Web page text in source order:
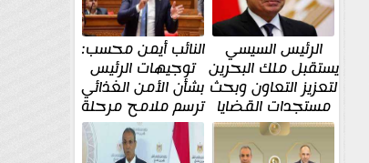
الرئيس السيسي
يستقبل ملك البحرين
لتعزيز التعاون وبحث
مستجدات القضايا
الإقليمية والدولية
النائب أيمن محسب:
توجيهات الرئيس
بشأن الأمن الغذائي
ترسم ملامح مرحلة
جديدة